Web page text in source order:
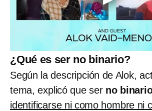
¿Qué es ser no binario?
Según la descripción de Alok,
tema, explicó que ser no
identificarse ni como hombre ni